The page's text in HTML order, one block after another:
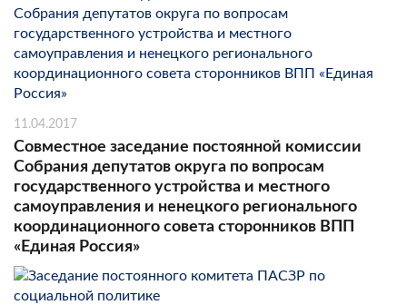
11.04.2017
Совместное заседание постоянной комиссии
Собрания депутатов округа по вопросам
государственного устройства и местного
самоуправления и ненецкого регионального
координационного совета сторонников ВПП
«Единая Россия»